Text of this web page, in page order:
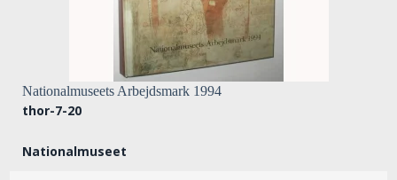
Nationalmuseets Arbejdsmark 1994
thor-7-20
Nationalmuseet